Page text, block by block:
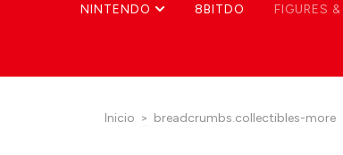
NINTENDO 8BITDO FIGURES
Inicio > breadcrumbs.collectibles-more